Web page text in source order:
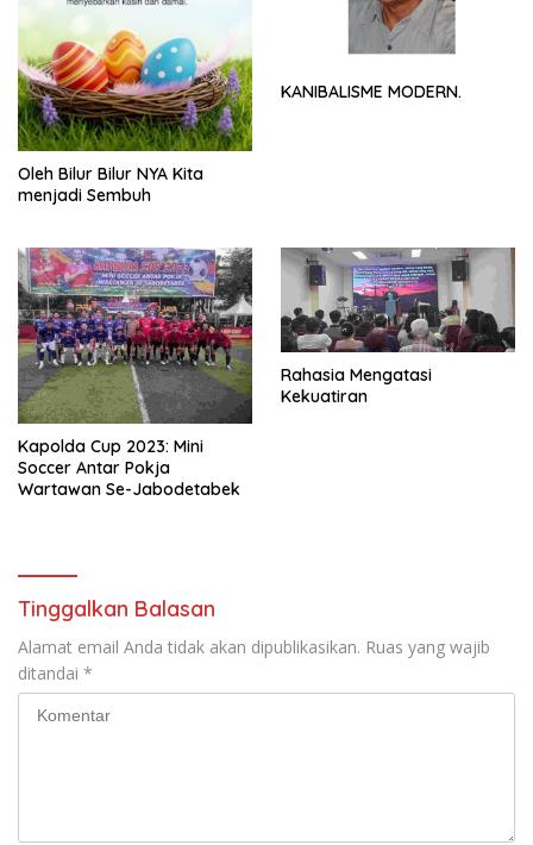
Oleh Bilur Bilur NYA Kita
menjadi Sembuh
KANIBALISME MODERN.
Kapolda Cup 2023: Mini
Soccer Antar Pokja
Wartawan Se-Jabodetabek
Rahasia Mengatasi
Kekuatiran
Tinggalkan Balasan
Alamat email Anda tidak akan dipublikasikan. Ruas yang wajib
ditandai *